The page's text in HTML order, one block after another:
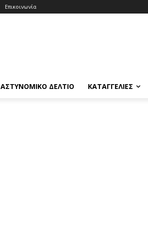
Επικοινωνία
ΑΣΤΥΝΟΜΙΚΟ ΔΕΛΤΙΟ ΚΑΤΑΓΓΕΛΙΕΣ